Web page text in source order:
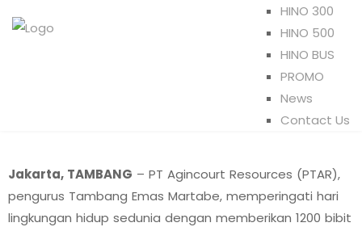
HINO 300
HINO 500
HINO BUS
PROMO
News
Contact Us
Jakarta, TAMBANG – PT Agincourt Resources (PTAR),
pengurus Tambang Emas Martabe, memperingati hari
lingkungan hidup sedunia dengan memberikan 1200 bibit